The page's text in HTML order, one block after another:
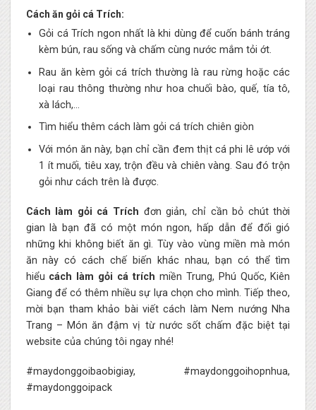
Cách ăn gỏi cá Trích:
Gỏi cá Trích ngon nhất là khi dùng để cuốn bánh tráng
kèm bún, rau sống và chấm cùng nước mắm tỏi ớt.
Rau ăn kèm gỏi cá trích thường là rau rừng hoặc các
loại rau thông thường như hoa chuối bào, quế, tía tô,
xà lách,…
Tìm hiểu thêm cách làm gỏi cá trích chiên giòn
Với món ăn này, bạn chỉ cần đem thịt cá phi lê ướp với
1 ít muối, tiêu xay, trộn đều và chiên vàng. Sau đó trộn
gỏi như cách trên là được.
Cách làm gỏi cá Trích đơn giản, chỉ cần bỏ chút thời
gian là bạn đã có một món ngon, hấp dẫn để đổi gió
những khi không biết ăn gì. Tùy vào vùng miền mà món
ăn này có cách chế biến khác nhau, bạn có thể tìm
hiểu cách làm gỏi cá trích miền Trung, Phú Quốc, Kiên
Giang để có thêm nhiều sự lựa chọn cho mình. Tiếp theo,
mời bạn tham khảo bài viết cách làm Nem nướng Nha
Trang – Món ăn đậm vị từ nước sốt chấm đặc biệt tại
website của chúng tôi ngay nhé!
#maydonggoibaobigiay, #maydonggoihopnhua,
#maydonggoipack